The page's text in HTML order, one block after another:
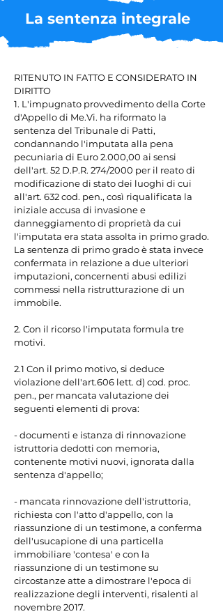
La sentenza integrale
RITENUTO IN FATTO E CONSIDERATO IN
DIRITTO
1. L'impugnato provvedimento della Corte
d'Appello di Me.Vi. ha riformato la
sentenza del Tribunale di Patti,
condannando l'imputata alla pena
pecuniaria di Euro 2.000,00 ai sensi
dell'art. 52 D.P.R. 274/2000 per il reato di
modificazione di stato dei luoghi di cui
all'art. 632 cod. pen., così riqualificata la
iniziale accusa di invasione e
danneggiamento di proprietà da cui
l'imputata era stata assolta in primo grado.
La sentenza di primo grado è stata invece
confermata in relazione a due ulteriori
imputazioni, concernenti abusi edilizi
commessi nella ristrutturazione di un
immobile.
2. Con il ricorso l'imputata formula tre
motivi.
2.1 Con il primo motivo, si deduce
violazione dell'art.606 lett. d) cod. proc.
pen., per mancata valutazione dei
seguenti elementi di prova:
- documenti e istanza di rinnovazione
istruttoria dedotti con memoria,
contenente motivi nuovi, ignorata dalla
sentenza d'appello;
- mancata rinnovazione dell'istruttoria,
richiesta con l'atto d'appello, con la
riassunzione di un testimone, a conferma
dell'usucapione di una particella
immobiliare 'contesa' e con la
riassunzione di un testimone su
circostanze atte a dimostrare l'epoca di
realizzazione degli interventi, risalenti al
novembre 2017.